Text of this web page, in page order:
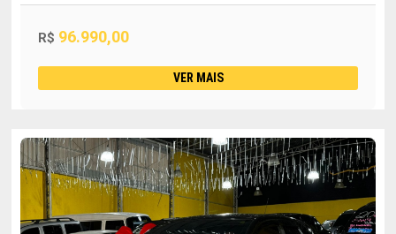
R$ 96.990,00
VER MAIS